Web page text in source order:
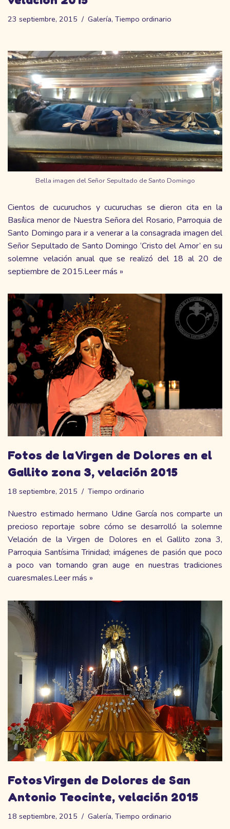
23 septiembre, 2015 Galería, Tiempo ordinario
Bella imagen del Señor Sepultado de Santo Domingo
Cientos de cucuruchos y cucuruchas se dieron cita en la
Basílica menor de Nuestra Señora del Rosario, Parroquia de
Santo Domingo para ir a venerar a la consagrada imagen del
Señor Sepultado de Santo Domingo ‘Cristo del Amor’ en su
solemne velación anual que se realizó del 18 al 20 de
septiembre de 2015.Leer más »
Fotos de la Virgen de Dolores en el
Gallito zona 3, velación 2015
18 septiembre, 2015 Tiempo ordinario
Nuestro estimado hermano Udine García nos comparte un
precioso reportaje sobre cómo se desarrolló la solemne
Velación de la Virgen de Dolores en el Gallito zona 3,
Parroquia Santísima Trinidad; imágenes de pasión que poco
a poco van tomando gran auge en nuestras tradiciones
cuaresmales.Leer más »
Fotos Virgen de Dolores de San
Antonio Teocinte, velación 2015
18 septiembre, 2015 Galería, Tiempo ordinario